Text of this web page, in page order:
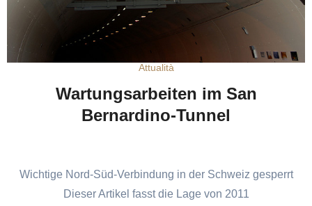
Attualità
Wartungsarbeiten im San
Bernardino-Tunnel
Wichtige Nord-Süd-Verbindung in der Schweiz gesperrt
Dieser Artikel fasst die Lage von 2011